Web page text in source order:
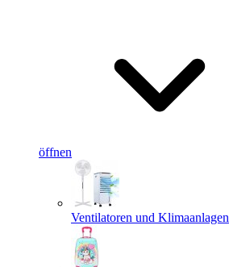
öffnen
Ventilatoren und Klimaanlagen